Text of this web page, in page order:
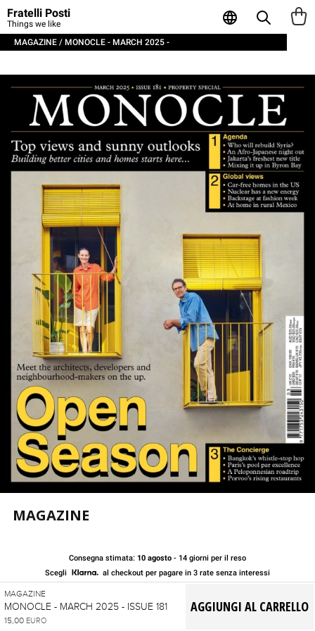
Fratelli Posti
Things we like
MAGAZINE / MONOCLE - MARCH 2025 -
Consegna stimata: 10 agosto - 14 giorni per il reso
Scegli
al checkout per pagare in 3 rate senza interessi
MAGAZINE
MONOCLE - MARCH 2025 - ISSUE 181
15,00 EURO
MAGAZINE